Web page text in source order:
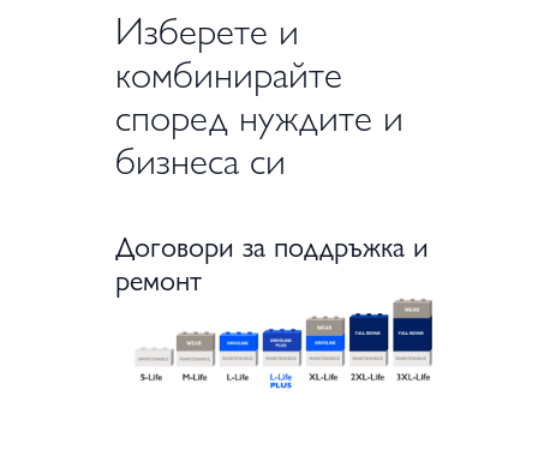
Изберете и
комбинирайте
според нуждите и
бизнеса си
Договори за поддръжка и
ремонт